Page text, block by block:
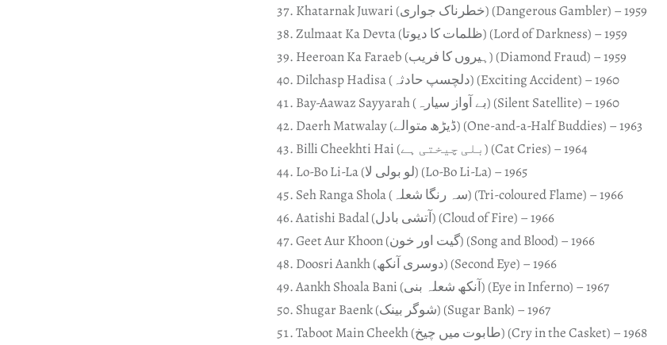
Khatarnak Juwari (خطرناک جواری) (Dangerous Gambler) – 1959
Zulmaat Ka Devta (ظلمات کا دیوتا) (Lord of Darkness) – 1959
Heeroan Ka Faraeb (ہیروں کا فریب) (Diamond Fraud) – 1959
Dilchasp Hadisa (دلچسپ حادثہ) (Exciting Accident) – 1960
Bay-Aawaz Sayyarah (بے آواز سیارہ) (Silent Satellite) – 1960
Daerh Matwalay (ڈیڑھ متوالے) (One-and-a-Half Buddies) – 1963
Billi Cheekhti Hai (بلی چیختی ہے) (Cat Cries) – 1964
Lo-Bo Li-La (لو بولی لا) (Lo-Bo Li-La) – 1965
Seh Ranga Shola (سہ رنگا شعلہ) (Tri-coloured Flame) – 1966
Aatishi Badal (آتشی بادل) (Cloud of Fire) – 1966
Geet Aur Khoon (گیت اور خون) (Song and Blood) – 1966
Doosri Aankh (دوسری آنکھ) (Second Eye) – 1966
Aankh Shoala Bani (آنکھ شعلہ بنی) (Eye in Inferno) – 1967
Shugar Baenk (شوگر بینک) (Sugar Bank) – 1967
Taboot Main Cheekh (طابوت میں چیخ) (Cry in the Casket) – 1968